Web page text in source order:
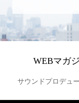
WEBマガ
サウンドプロデュ